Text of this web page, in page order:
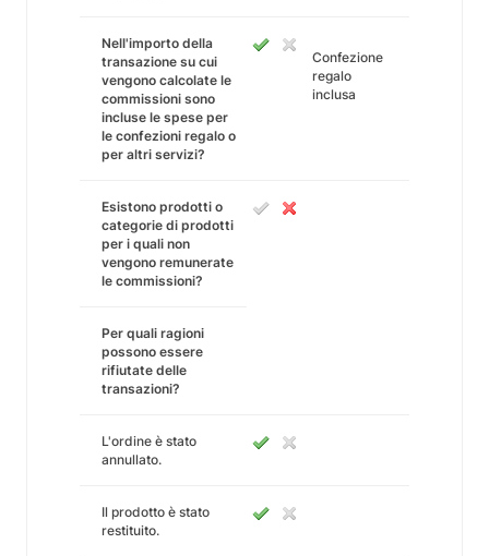
Nell'importo della
transazione su cui
vengono calcolate le
commissioni sono
incluse le spese per
le confezioni regalo o
per altri servizi?
Confezione
regalo
inclusa
Esistono prodotti o
categorie di prodotti
per i quali non
vengono remunerate
le commissioni?
Per quali ragioni
possono essere
rifiutate delle
transazioni?
L'ordine è stato
annullato.
Il prodotto è stato
restituito.